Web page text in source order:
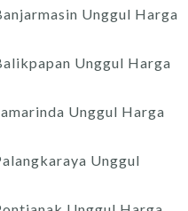
Unggul Harga
Unggul Harga
Unggul Harga
Unggul